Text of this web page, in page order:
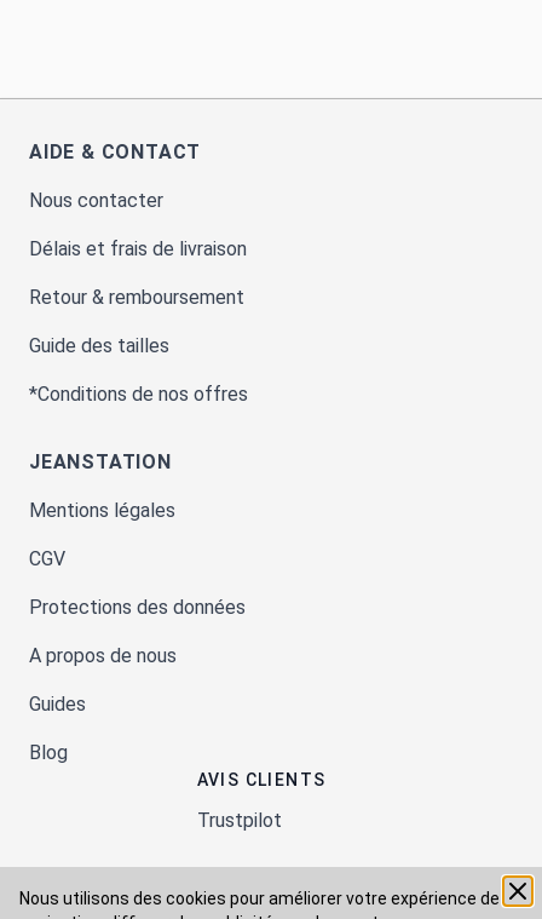
Nous utilisons des cookies pour améliorer votre expérience de
AIDE & CONTACT
Nous contacter
Délais et frais de livraison
Retour & remboursement
Guide des tailles
*Conditions de nos offres
JEANSTATION
Mentions légales
CGV
Protections des données
A propos de nous
Guides
Blog
AVIS CLIENTS
Trustpilot